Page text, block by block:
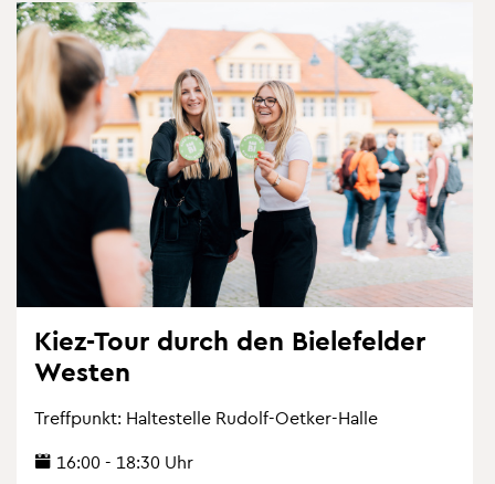
Kiez-Tour durch den Bie­le­fel­der
Wes­ten
Treff­punkt: Hal­te­stel­le Ru­dolf-Oet­ker-Halle
16:00 - 18:30 Uhr